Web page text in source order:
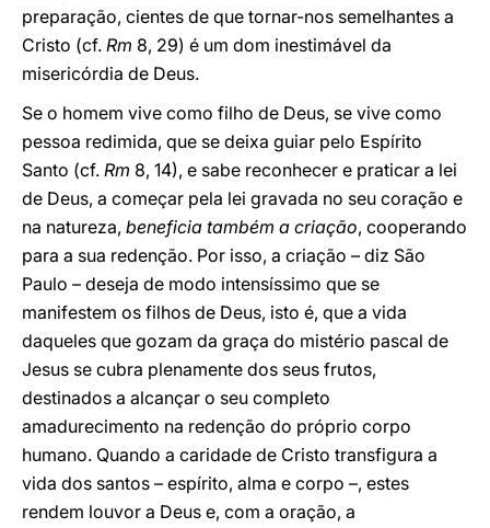
preparação, cientes de que tornar-nos semelhantes a
Cristo (cf. Rm 8, 29) é um dom inestimável da
misericórdia de Deus.
Se o homem vive como filho de Deus, se vive como
pessoa redimida, que se deixa guiar pelo Espírito
Santo (cf. Rm 8, 14), e sabe reconhecer e praticar a lei
de Deus, a começar pela lei gravada no seu coração e
na natureza, beneficia também a criação, cooperando
para a sua redenção. Por isso, a criação – diz São
Paulo – deseja de modo intensíssimo que se
manifestem os filhos de Deus, isto é, que a vida
daqueles que gozam da graça do mistério pascal de
Jesus se cubra plenamente dos seus frutos,
destinados a alcançar o seu completo
amadurecimento na redenção do próprio corpo
humano. Quando a caridade de Cristo transfigura a
vida dos santos – espírito, alma e corpo –, estes
rendem louvor a Deus e, com a oração, a